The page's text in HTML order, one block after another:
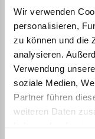
Wir verwenden
personalisieren,
zu können und die
analysieren.
Verwendung
soziale Medien,
Partner führen
weiteren Daten
Sac en toile
Intérieur
Beige naturel
3 poches